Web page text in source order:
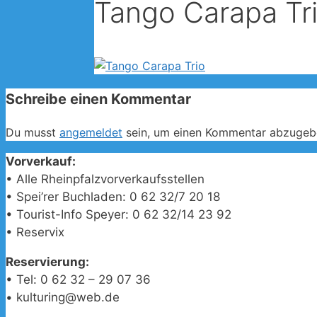
Tango Carapa
Schreibe einen Kommentar
Du musst angemeldet sein, um einen Kommentar
Vorverkauf:
• Alle Rheinpfalzvorverkaufsstellen
• Spei’rer Buchladen: 0 62 32/7 20 18
• Tourist-Info Speyer: 0 62 32/14 23 92
• Reservix
Reservierung:
• Tel: 0 62 32 – 29 07 36
• kulturing@web.de